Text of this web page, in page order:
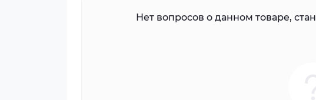
Нет вопросов о данном товаре,